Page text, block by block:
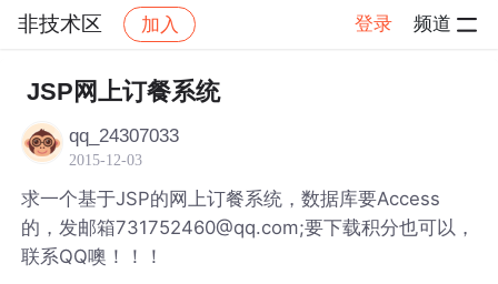
非技术区 加入 登录 频道
社区 非技术区 帖子详情
JSP网上订餐系统
qq_24307033
2015-12-03
求一个基于JSP的网上订餐系统，数据库要Access
的，发邮箱731752460@qq.com;要下载积分也可以，
联系QQ噢！！！